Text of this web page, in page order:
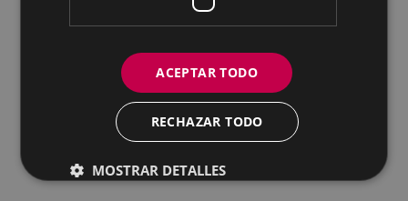
Cultura - Untzaga plaza, 1 | 20600 Eibar
943 70 84 39 / 943 70 84 00 (Pegora)| Fax: 943 70 84 16
kultura@eibar.eus
pegora@eibar.eus
IFZ: P2003100A | DIR3 L01200300
ACEPTAR TODO
RECHAZAR TODO
MOSTRAR DETALLES